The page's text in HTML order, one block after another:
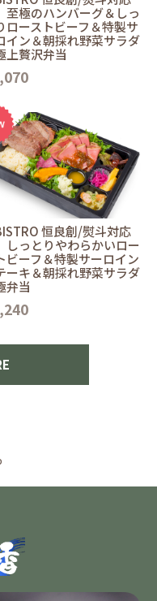
至極のハンバーグ＆しっ
ローストビーフ＆特製サ
イン＆朝採れ野菜サラダ
上贅沢弁当
恒良創/熨斗対応
しっとりやわらかいロー
ビーフ＆特製サーロイン
ーキ＆朝採れ野菜サラダ
弁当